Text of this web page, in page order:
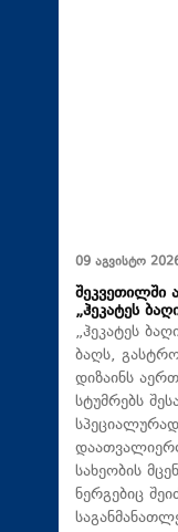
09 აგვისტო
შეკვეთილში
„ჰეკატეს
„ჰეკატეს
ბაღს,
დიზაინს
სტუმრებს
სახეობის
ნერგებიც